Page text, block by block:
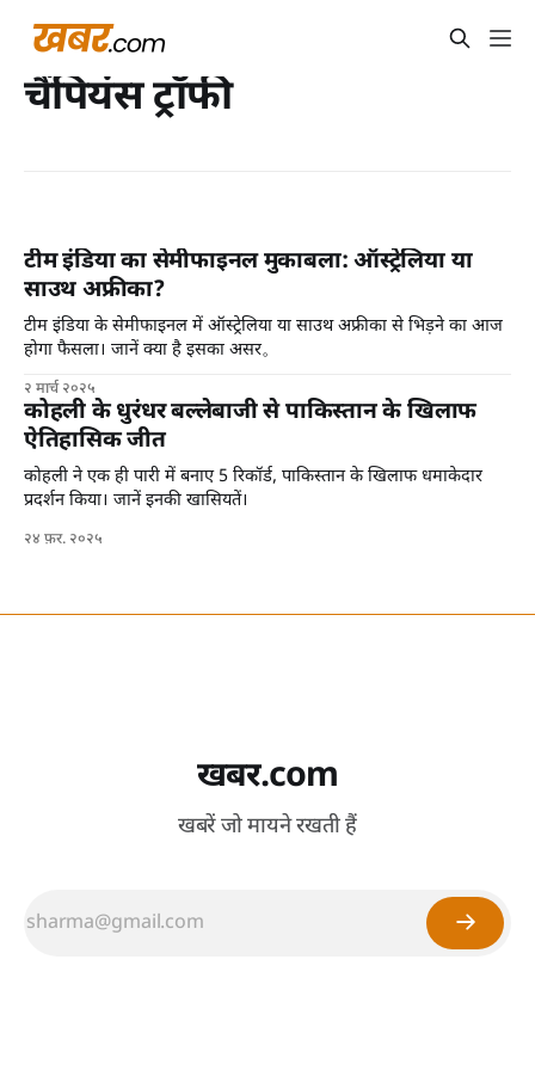
चैंपियंस ट्रॉफी
टीम इंडिया का सेमीफाइनल मुकाबला: ऑस्ट्रेलिया या
साउथ अफ्रीका?
टीम इंडिया के सेमीफाइनल में ऑस्ट्रेलिया या साउथ अफ्रीका से भिड़ने का आज
होगा फैसला। जानें क्या है इसका असर。
२ मार्च २०२५
कोहली के धुरंधर बल्लेबाजी से पाकिस्तान के खिलाफ
ऐतिहासिक जीत
कोहली ने एक ही पारी में बनाए 5 रिकॉर्ड, पाकिस्तान के खिलाफ धमाकेदार
प्रदर्शन किया। जानें इनकी खासियतें।
२४ फ़र. २०२५
खबर.com
खबरें जो मायने रखती हैं